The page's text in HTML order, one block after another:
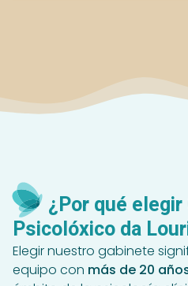
¿Por qué
Psicolóxico da
Elegir nuestro gabinete
equipo con más de 20